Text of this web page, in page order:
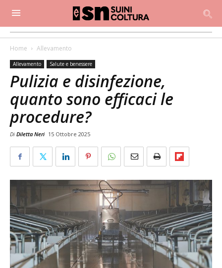
Home Allevamento
Allevamento Salute e benessere
Pulizia e disinfezione,
quanto sono efficaci le
procedure?
Di Diletta Neri 15 Ottobre 2025